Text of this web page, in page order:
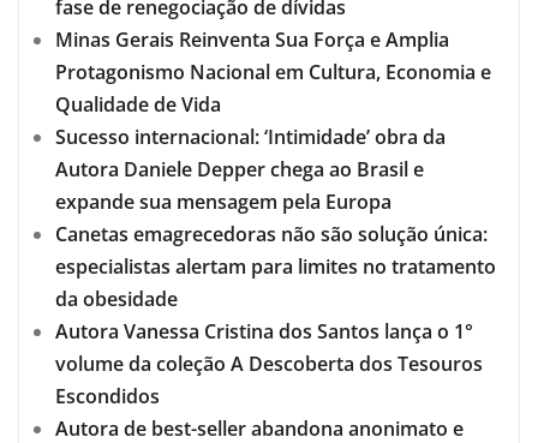
fase de renegociação de dívidas
Minas Gerais Reinventa Sua Força e Amplia
Protagonismo Nacional em Cultura, Economia e
Qualidade de Vida
Sucesso internacional: ‘Intimidade’ obra da
Autora Daniele Depper chega ao Brasil e
expande sua mensagem pela Europa
Canetas emagrecedoras não são solução única:
especialistas alertam para limites no tratamento
da obesidade
Autora Vanessa Cristina dos Santos lança o 1°
volume da coleção A Descoberta dos Tesouros
Escondidos
Autora de best-seller abandona anonimato e